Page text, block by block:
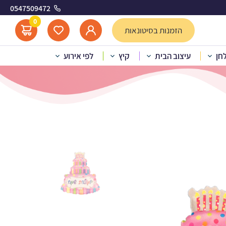
0547509472
הזמנות בסיטונאות
0
עיצוב הבית קיץ לפי אירוע
עוגה
– יומולדת שמח עוגה